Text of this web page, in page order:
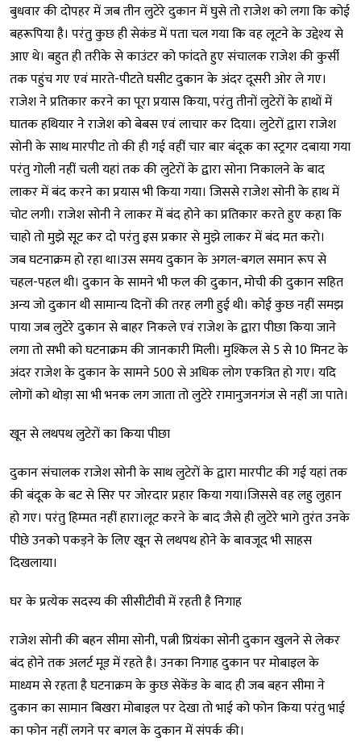
बुधवार की दोपहर में जब तीन लुटेरे दुकान में घुसे तो राजेश को लगा कि कोई
बहरूपिया है। परंतु कुछ ही सेकंड में पता चल गया कि वह लूटने के उद्देश्य से
आए थे। बहुत ही तरीके से काउंटर को फांदते हुए संचालक राजेश की कुर्सी
तक पहुंच गए एवं मारते-पीटते घसीट दुकान के अंदर दूसरी ओर ले गए।
राजेश ने प्रतिकार करने का पूरा प्रयास किया, परंतु तीनों लुटेरों के हाथों में
घातक हथियार ने राजेश को बेबस एवं लाचार कर दिया। लुटेरों द्वारा राजेश
सोनी के साथ मारपीट तो की ही गई वहीं चार बार बंदूक का स्ट्रगर दबाया गया
परंतु गोली नहीं चली यहां तक की लुटेरों के द्वारा सोना निकालने के बाद
लाकर में बंद करने का प्रयास भी किया गया। जिससे राजेश सोनी के हाथ में
चोट लगी। राजेश सोनी ने लाकर में बंद होने का प्रतिकार करते हुए कहा कि
चाहो तो मुझे सूट कर दो परंतु इस प्रकार से मुझे लाकर में बंद मत करो।
जब घटनाक्रम हो रहा था।उस समय दुकान के अगल-बगल समान रूप से
चहल-पहल थी। दुकान के सामने भी फल की दुकान, मोची की दुकान सहित
अन्य जो दुकान थी सामान्य दिनों की तरह लगी हुई थी। कोई कुछ नहीं समझ
पाया जब लुटेरे दुकान से बाहर निकले एवं राजेश के द्वारा पीछा किया जाने
लगा तो सभी को घटनाक्रम की जानकारी मिली। मुश्किल से 5 से 10 मिनट के
अंदर राजेश के दुकान के सामने 500 से अधिक लोग एकत्रित हो गए। यदि
लोगों को थोड़ा सा भी भनक लग जाता तो लुटेरे रामानुजनगंज से नहीं जा पाते।
खून से लथपथ लुटेरों का किया पीछा
दुकान संचालक राजेश सोनी के साथ लुटेरों के द्वारा मारपीट की गई यहां तक
की बंदूक के बट से सिर पर जोरदार प्रहार किया गया।जिससे वह लहु लुहान
हो गए। परंतु हिम्मत नहीं हारा।लूट करने के बाद जैसे ही लुटेरे भागे तुरंत उनके
पीछे उनको पकड़ने के लिए खून से लथपथ होने के बावजूद भी साहस
दिखलाया।
घर के प्रत्येक सदस्य की सीसीटीवी में रहती है निगाह
राजेश सोनी की बहन सीमा सोनी, पत्नी प्रियंका सोनी दुकान खुलने से लेकर
बंद होने तक अलर्ट मूड में रहते है। उनका निगाह दुकान पर मोबाइल के
माध्यम से रहता है घटनाक्रम के कुछ सेकेंड के बाद ही जब बहन सीमा ने
दुकान का सामान बिखरा मोबाइल पर देखा तो भाई को फोन किया परंतु भाई
का फोन नहीं लगने पर बगल के दुकान में संपर्क की।